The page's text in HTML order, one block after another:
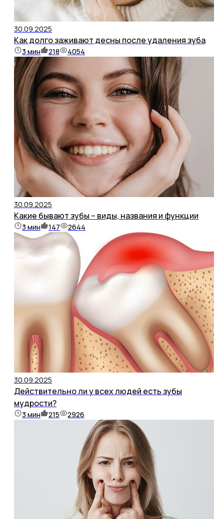
30.09.2025
Как долго заживают десны после удаления зуба
3 мин 218 4054
30.09.2025
Какие бывают зубы – виды, названия и функции
3 мин 147 2644
30.09.2025
Действительно ли у всех людей есть зубы
мудрости?
3 мин 215 2926